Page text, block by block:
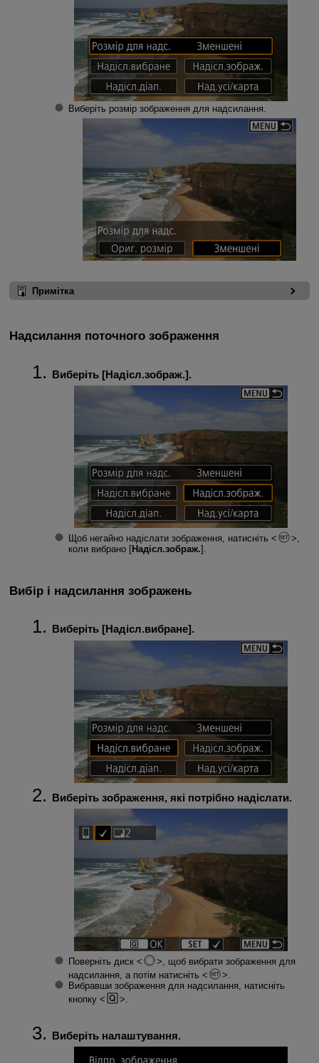
Виберіть розмір зображення для надсилання.
Примітка
Надсилання поточного зображення
Виберіть [Надісл.зображ.].
Щоб негайно надіслати зображення, натисніть
,
коли вибрано [Надісл.зображ.].
Вибір і надсилання зображень
Виберіть [Надісл.вибране].
Виберіть зображення, які потрібно надіслати.
Поверніть диск
, щоб вибрати зображення для
надсилання, а потім натисніть
.
Вибравши зображення для надсилання, натисніть
кнопку
.
Виберіть налаштування.